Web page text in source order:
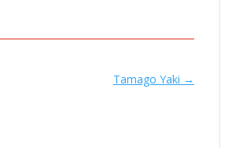
Tamago Yaki →